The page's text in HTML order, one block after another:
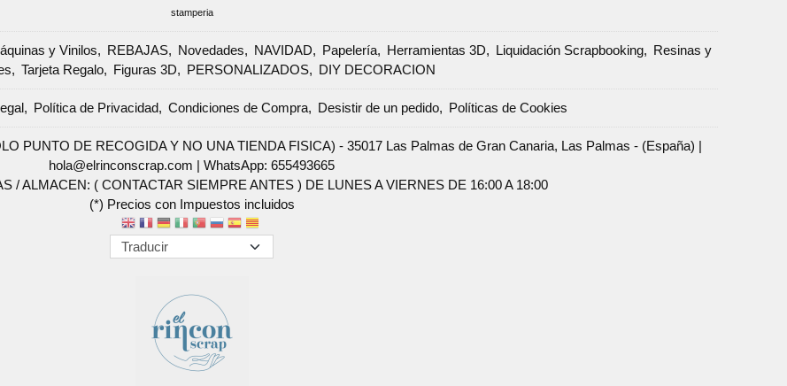
stamperia
y Vinilos REBAJAS Novedades NAVIDAD Papelería Herramientas 3D Liquidación Scrapbooking
Resinas y
Tarjeta Regalo Figuras 3D PERSONALIZADOS DIY DECORACION
Política de Privacidad Condiciones de Compra Desistir de un pedido Políticas de Cookies
PUNTO DE RECOGIDA Y NO UNA TIENDA FISICA) - 35017 Las Palmas de Gran Canaria, Las Palmas - (España) |
hola@elrinconscrap.com |WhatsApp: 655493665
/ ALMACEN: ( CONTACTAR SIEMPRE ANTES ) DE LUNES A VIERNES DE 16:00 A 18:00
(*) Precios con Impuestos incluidos